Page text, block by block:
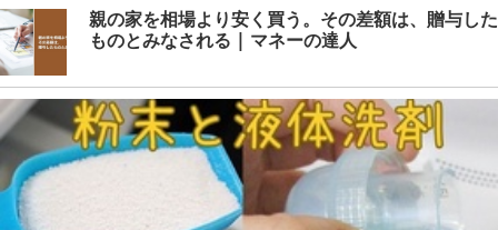
親の家を相場より安く買う。その差額は、贈与した
ものとみなされる | マネーの達人